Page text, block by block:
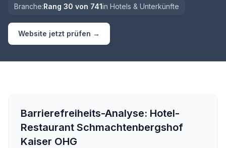
Branche:Rang 30 von 741in Hotels & Unterkünfte
Website jetzt prüfen →
Barrierefreiheits-Analyse: Hotel-
Restaurant Schmachtenbergshof
Kaiser OHG